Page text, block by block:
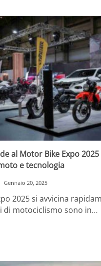
al Motor Bike Expo
e tecnologia
Gennaio 20, 2025
2025 si avvicina
di motociclismo sono in…